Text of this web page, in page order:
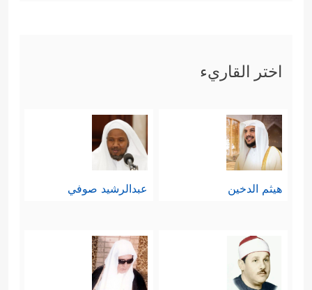
اختر القاريء
هيثم الدخين عبدالرشيد صوفي